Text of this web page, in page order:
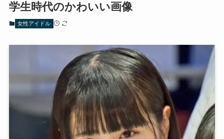
学生時代のかわいい画像
女性アイドル